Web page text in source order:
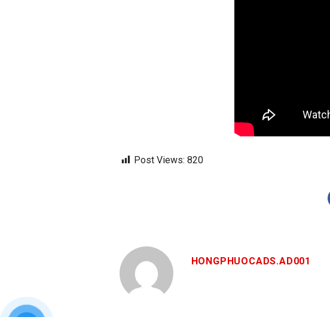
Post Views: 820
HONGPHUOCADS.AD001